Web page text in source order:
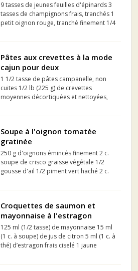
9 tasses de jeunes feuilles d'épinards 3
tasses de champignons frais, tranchés 1
petit oignon rouge, tranché finement 1/4
vinaigrette Framboise à l'huile d'olive
d'ér...
Pâtes aux crevettes à la mode
cajun pour deux
1 1/2 tasse de pâtes campanelle, non
cuites 1/2 lb (225 g) de crevettes
moyennes décortiquées et nettoyées,
assaisonnement cajun, divisée 60 g
fromage à la crème Philadelphia en
briq...
Soupe à l'oignon tomatée
gratinée
250 g d'oignons émincés finement 2 c.
soupe de crisco graisse végétale 1/2
gousse d'ail 1/2 piment vert haché 2 c.
d'origan sec 1/2 c. soupe de basilic frais
bou...
Croquettes de saumon et
mayonnaise à l'estragon
125 ml (1/2 tasse) de mayonnaise 15 ml
(1 c. à soupe) de jus de citron 5 ml (1 c. à
thé) d’estragon frais ciselé 1 jaune